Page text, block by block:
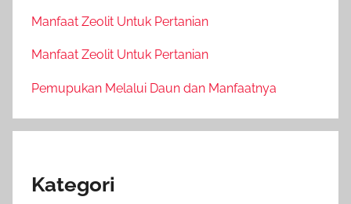
Manfaat Zeolit Untuk Pertanian
Manfaat Zeolit Untuk Pertanian
Pemupukan Melalui Daun dan Manfaatnya
Kategori